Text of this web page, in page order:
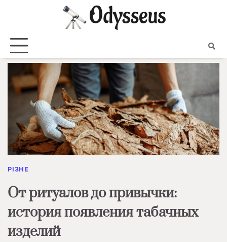
РІЗНЕ
От ритуалов до привычки:
история появления табачных
изделий